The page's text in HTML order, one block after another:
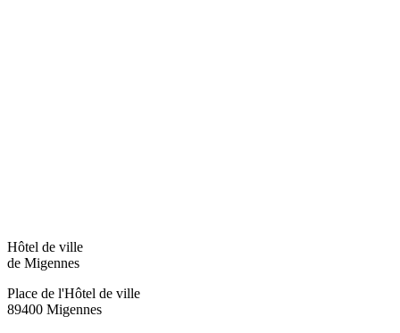
Hôtel de ville
de Migennes
Place de l'Hôtel de ville
89400 Migennes